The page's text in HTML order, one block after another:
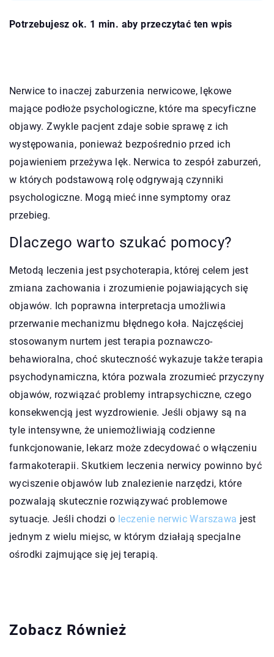
Potrzebujesz ok. 1 min. aby przeczytać ten wpis
Nerwice to inaczej zaburzenia nerwicowe, lękowe
mające podłoże psychologiczne, które ma specyficzne
objawy. Zwykle pacjent zdaje sobie sprawę z ich
występowania, ponieważ bezpośrednio przed ich
pojawieniem przeżywa lęk. Nerwica to zespół zaburzeń,
w których podstawową rolę odgrywają czynniki
psychologiczne. Mogą mieć inne symptomy oraz
przebieg.
Dlaczego warto szukać pomocy?
Metodą leczenia jest psychoterapia, której celem jest
zmiana zachowania i zrozumienie pojawiających się
objawów. Ich poprawna interpretacja umożliwia
przerwanie mechanizmu błędnego koła. Najczęściej
stosowanym nurtem jest terapia poznawczo-
behawioralna, choć skuteczność wykazuje także terapia
psychodynamiczna, która pozwala zrozumieć przyczyny
objawów, rozwiązać problemy intrapsychiczne, czego
konsekwencją jest wyzdrowienie. Jeśli objawy są na
tyle intensywne, że uniemożliwiają codzienne
funkcjonowanie, lekarz może zdecydować o włączeniu
farmakoterapii. Skutkiem leczenia nerwicy powinno być
wyciszenie objawów lub znalezienie narzędzi, które
pozwalają skutecznie rozwiązywać problemowe
sytuacje. Jeśli chodzi o leczenie nerwic Warszawa jest
jednym z wielu miejsc, w którym działają specjalne
ośrodki zajmujące się jej terapią.
Zobacz Również